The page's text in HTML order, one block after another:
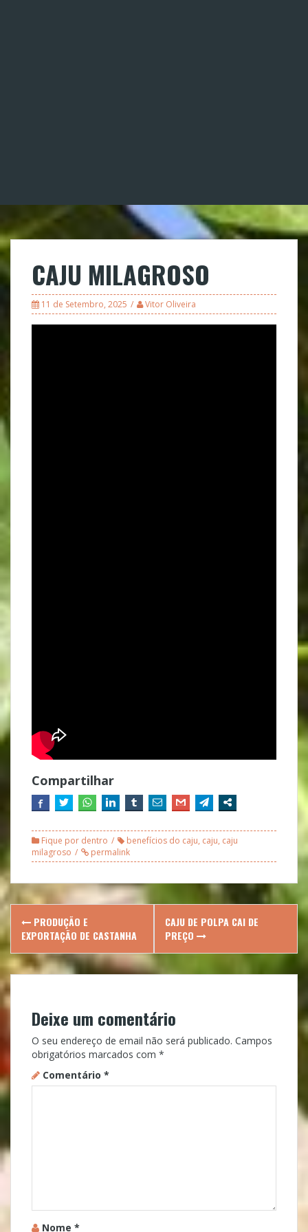
CAJU MILAGROSO
11 de Setembro, 2025 Vitor Oliveira
Compartilhar
Fique por dentro benefícios do caju, caju, caju
milagroso
permalink
Post
navigation
PRODUÇÃO E
EXPORTAÇÃO DE CASTANHA
CAJU DE POLPA CAI DE
PREÇO
Deixe um comentário
O seu endereço de email não será publicado. Campos
obrigatórios marcados com *
Comentário *
Nome *